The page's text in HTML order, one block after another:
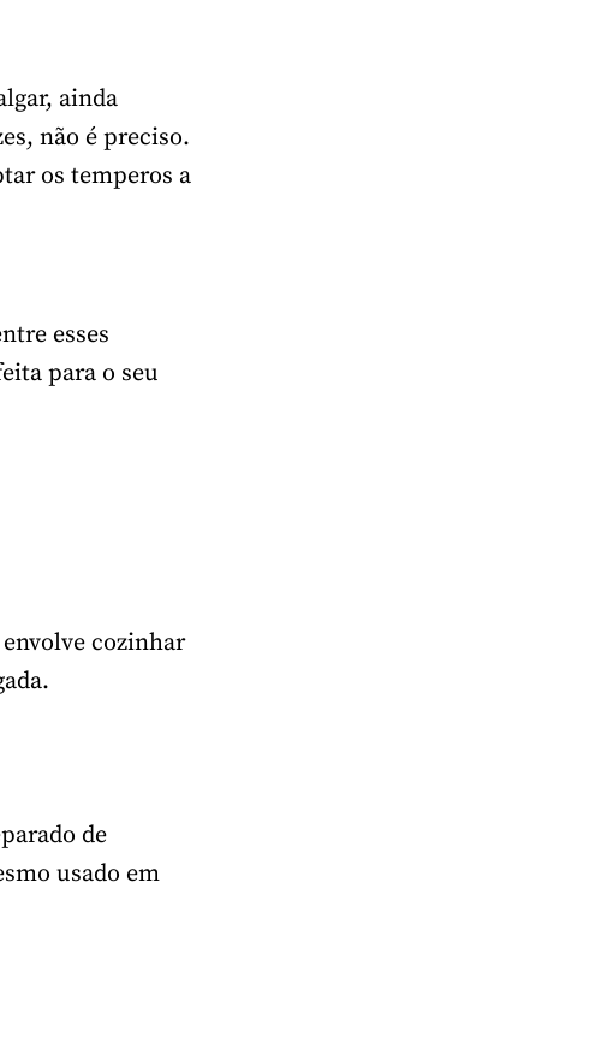
ainda
não é preciso.
os temperos a
esses
para o seu
cozinhar
de
usado em